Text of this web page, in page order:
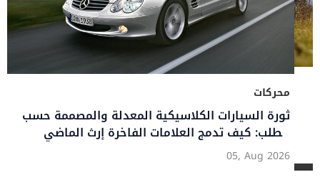
محركات
سيارة رينج روڤر كلاسيك بنسخة Vinile: إعادة صياغة
الفخامة
30, Jul 2026